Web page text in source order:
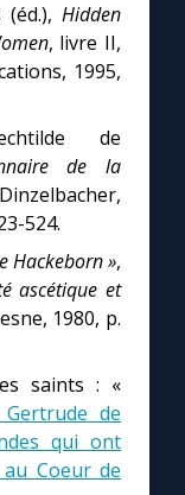
Hidden
, livre II,
1995,
de
de la
524.
Hackeborn »,
ascétique et
1980, p.
saints : «
de
qui ont
Coeur de